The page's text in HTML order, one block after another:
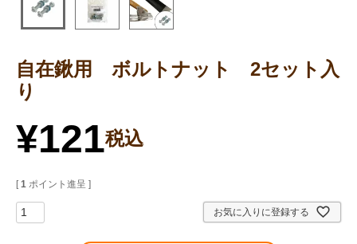
自在鍬用 ボルトナット 2セット入
り
¥121税込
[ 1 ポイント進呈 ]
お気に入りに登録する